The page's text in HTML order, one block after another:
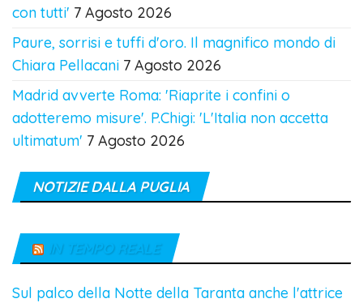
con tutti' 7 Agosto 2026
Paure, sorrisi e tuffi d'oro. Il magnifico mondo di
Chiara Pellacani 7 Agosto 2026
Madrid avverte Roma: 'Riaprite i confini o
adotteremo misure'. P.Chigi: 'L'Italia non accetta
ultimatum' 7 Agosto 2026
NOTIZIE DALLA PUGLIA
IN TEMPO REALE
Sul palco della Notte della Taranta anche l'attrice